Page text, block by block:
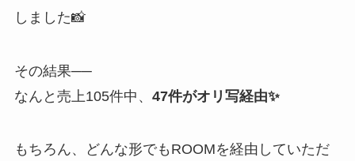
しました📸
その結果──
なんと売上105件中、 47件がオリ写経由✨
もちろん、どんな形でもROOMを経由していただ